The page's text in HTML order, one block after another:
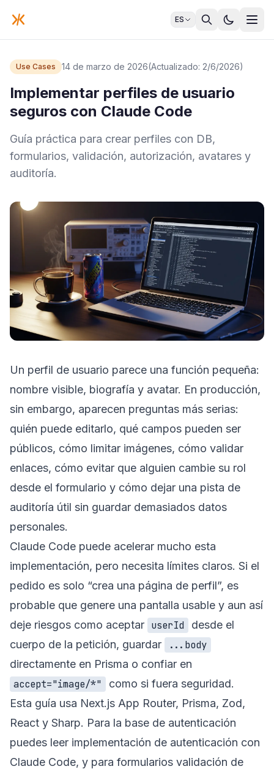
ES
Use Cases 14 de marzo de 2026(Actualizado: 2/6/2026)
Implementar perfiles de usuario
seguros con Claude Code
Guía práctica para crear perfiles con DB,
formularios, validación, autorización, avatares y
auditoría.
Un perfil de usuario parece una función pequeña:
nombre visible, biografía y avatar. En producción,
sin embargo, aparecen preguntas más serias:
quién puede editarlo, qué campos pueden ser
públicos, cómo limitar imágenes, cómo validar
enlaces, cómo evitar que alguien cambie su rol
desde el formulario y cómo dejar una pista de
auditoría útil sin guardar demasiados datos
personales.
Claude Code puede acelerar mucho esta
implementación, pero necesita límites claros. Si el
pedido es solo “crea una página de perfil”, es
probable que genere una pantalla usable y aun así
deje riesgos como aceptar userId
desde el
cuerpo de la petición, guardar
...body
directamente en Prisma o confiar en
accept="image/*"
como si fuera seguridad.
Esta guía usa Next.js App Router, Prisma, Zod,
React y Sharp. Para la base de autenticación
puedes leer implementación de autenticación con
Claude Code, y para formularios validación de